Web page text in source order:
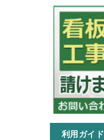
利用ガイド